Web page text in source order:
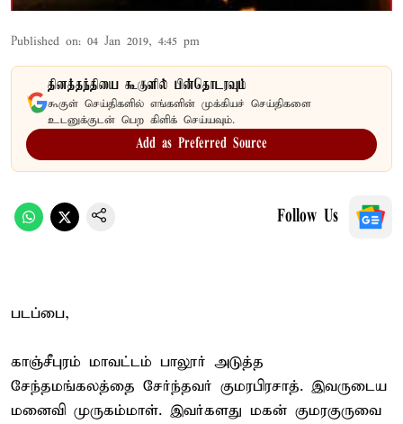
Published on: 04 Jan 2019, 4:45 pm
தினத்தந்தியை கூகுளில் பின்தொடரவும்
கூகுள் செய்திகளில் எங்களின் முக்கியச் செய்திகளை
உடனுக்குடன் பெற கிளிக் செய்யவும்.
Add as Preferred Source
Follow Us
படப்பை,
காஞ்சீபுரம் மாவட்டம் பாலூர் அடுத்த
சேந்தமங்கலத்தை சேர்ந்தவர் குமரபிரசாத். இவருடைய
மனைவி முருகம்மாள். இவர்களது மகன் குமரகுருவை